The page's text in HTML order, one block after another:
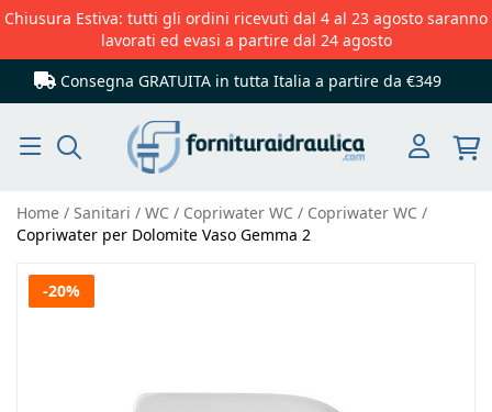
Chiusura Estiva: tutti gli ordini ricevuti dal 4 al 23 agosto saranno
lavorati ed evasi a partire dal 24 agosto
Consegna GRATUITA in tutta Italia a partire da €349
Home Sanitari WC Copriwater WC
Copriwater WC
Copriwater per Dolomite Vaso Gemma 2
Vai
-20%